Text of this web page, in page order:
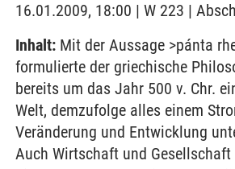
16.01.2009, 18:00 | W 223 |
Inhalt: Mit der Aussage >pánta
formulierte der griechische
bereits um das Jahr 500 v. Chr.
Welt, demzufolge alles einem
Veränderung und Entwicklung
Auch Wirtschaft und Gesellschaft